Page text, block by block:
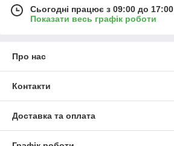
Сьогодні працює з 09:00 до 17:00
Показати весь графік роботи
Про нас
Контакти
Доставка та оплата